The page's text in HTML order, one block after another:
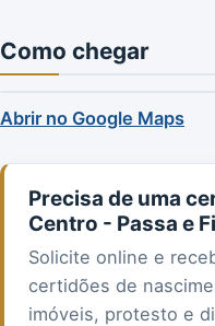
Como chegar
Abrir no Google Maps
Precisa de uma
Centro - Passa e
Solicite online e
certidões de
imóveis, protesto e